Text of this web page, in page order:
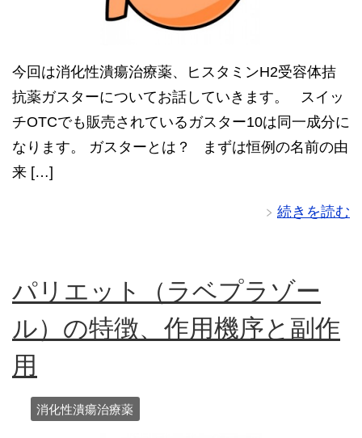
今回は消化性潰瘍治療薬、ヒスタミンH2受容体拮
抗薬ガスターについてお話していきます。 スイッ
チOTCでも販売されているガスター10は同一成分に
なります。 ガスターとは？ まずは恒例の名前の由
来 […]
続きを読む
パリエット（ラベプラゾー
ル）の特徴、作用機序と副作
用
消化性潰瘍治療薬